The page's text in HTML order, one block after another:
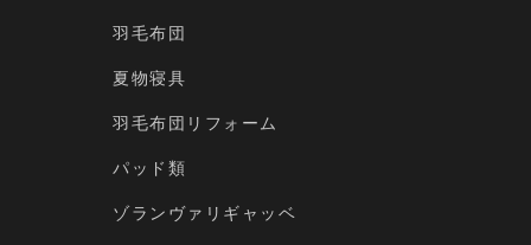
羽毛布団
夏物寝具
羽毛布団リフォーム
パッド類
ゾランヴァリギャッベ